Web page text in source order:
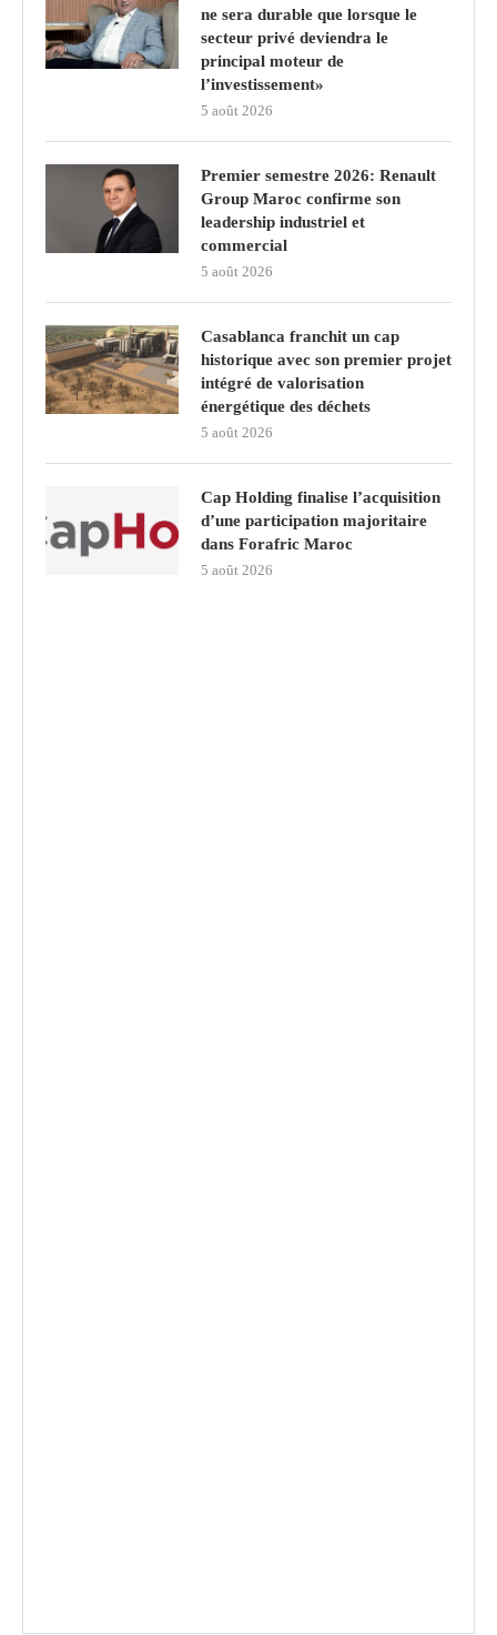
ne sera durable que lorsque le
secteur privé deviendra le
principal moteur de
l’investissement»
5 août 2026
Premier semestre 2026: Renault
Group Maroc confirme son
leadership industriel et
commercial
5 août 2026
Casablanca franchit un cap
historique avec son premier projet
intégré de valorisation
énergétique des déchets
5 août 2026
Cap Holding finalise l’acquisition
d’une participation majoritaire
dans Forafric Maroc
5 août 2026